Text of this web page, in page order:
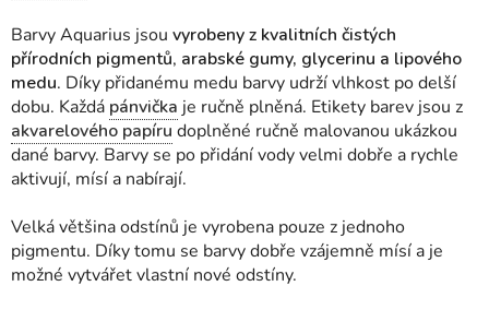
Barvy Aquarius jsou vyrobeny z kvalitních čistých
přírodních pigmentů, arabské gumy, glycerinu a lipového
medu. Díky přidanému medu barvy udrží vlhkost po delší
dobu. Každá pánvička je ručně plněná. Etikety barev jsou z
akvarelového papíru doplněné ručně malovanou ukázkou
dané barvy. Barvy se po přidání vody velmi dobře a rychle
aktivují, mísí a nabírají.
Velká většina odstínů je vyrobena pouze z jednoho
pigmentu. Díky tomu se barvy dobře vzájemně mísí a je
možné vytvářet vlastní nové odstíny.